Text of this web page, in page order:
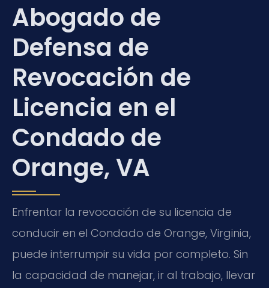
Abogado de
Defensa de
Revocación de
Licencia en el
Condado de
Orange, VA
Enfrentar la revocación de su licencia de
conducir en el Condado de Orange, Virginia,
puede interrumpir su vida por completo. Sin
la capacidad de manejar, ir al trabajo, llevar